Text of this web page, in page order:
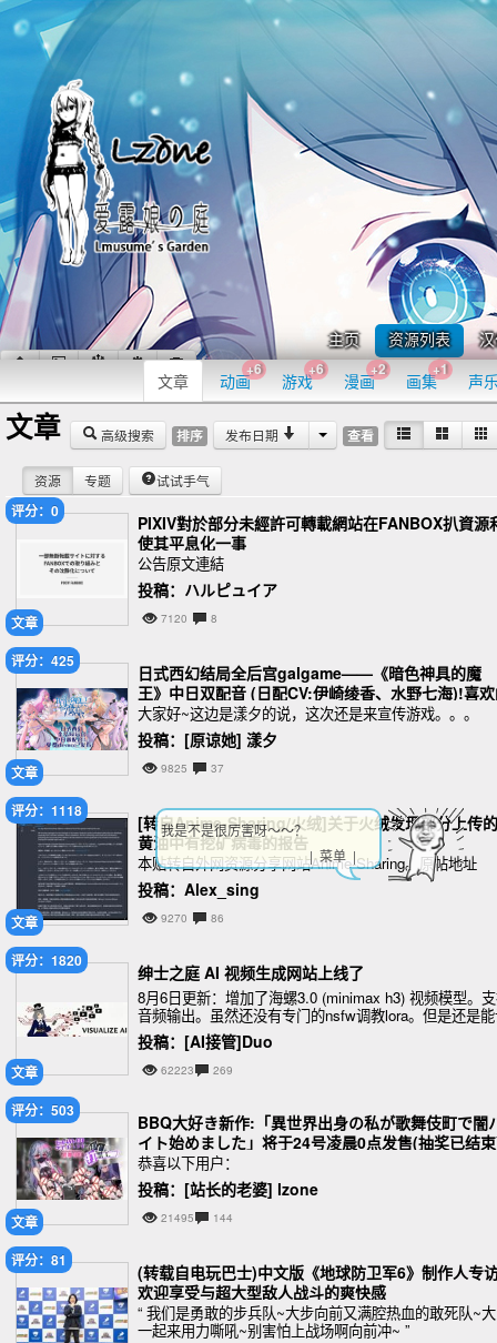
主页 资源列表
文章 动画
+6
游戏
+6
漫画
+2
画集
+1
声
文章 高级搜索 排序 发布日期 查看
资源 专题 试试手气
文章
评分：0
PIXIV對於部分未經許可轉載網站在FANBOX扒資源
使其平息化一事
公告原文連結
投稿：ハルピュイア
7120 8
文章
评分：425
日式西幻结局全后宫galgame——《暗色神具的魔
王》中日双配音 (日配CV:伊崎绫香、水野七海)!喜
话求体验!
大家好~这边是漾夕的说，这次还是来宣传游戏。。。
投稿：[原谅她] 漾夕
9825 37
文章
评分：1118
[转自Anime-Sharing/火绒]关于火绒发现部分上传的
黄油中有挖矿病毒的报告
本贴转自外网资源分享网站Anime-Sharing。原帖地址
投稿：Alex_sing
9270 86
文章
评分：1820
绅士之庭 AI 视频生成网站上线了
8月6日更新：增加了海螺3.0 (minimax h3) 视频模型。
音频输出。虽然还没有专门的nsfw调教lora。但是还是
图片合理动起来的
投稿：[AI接管]Duo
62223 269
文章
评分：503
BBQ大好き新作:「異世界出身の私が歌舞伎町で闇
イト始めました」将于24号凌晨0点发售(抽奖已结
恭喜以下用户：
投稿：[站长的老婆] lzone
21495 144
评分：81
(转载自电玩巴士)中文版《地球防卫军6》制作人专
欢迎享受与超大型敌人战斗的爽快感
“ 我们是勇敢的步兵队~大步向前又满腔热血的敢死队~
一起来用力嘶吼~别害怕上战场啊向前冲~ ”
我是不是很厉害呀～～？
| 菜单 |